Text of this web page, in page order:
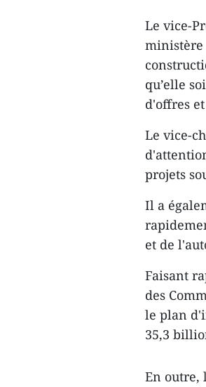
Le vice-
ministère
qu’elle
d'offres
Le vice-
projets
Il a
et de
Faisant
des
le plan
35,3
En outre,